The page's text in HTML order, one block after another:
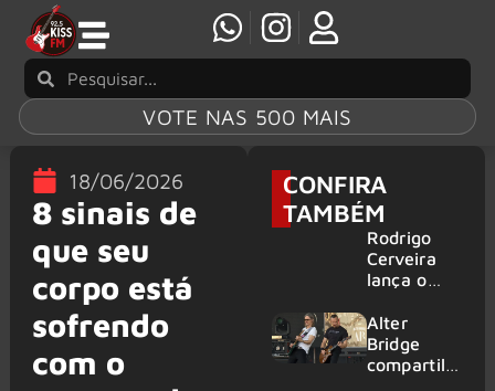
VOTE NAS 500 MAIS
18/06/2026
8 sinais de
que seu
corpo está
sofrendo
com o
CONFIRA
TAMBÉM
Rodrigo
Cerveira
lança o
Searcher”
Alter
Bridge
compartilh